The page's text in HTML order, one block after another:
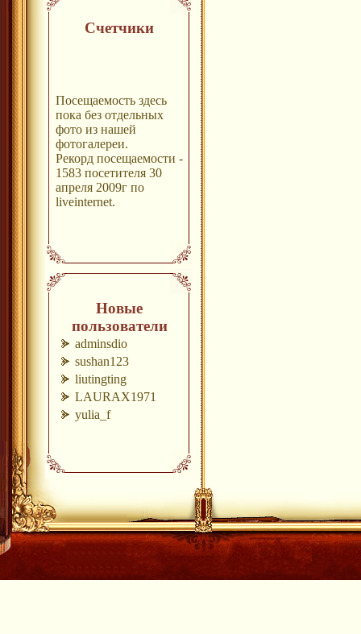
Счетчики
Посещаемость здесь
пока без отдельных
фото из нашей
фотогалереи.
Рекорд посещаемости -
1583 посетителя 30
апреля 2009г по
liveinternet.
Новые
пользователи
adminsdio
sushan123
liutingting
LAURAX1971
yulia_f